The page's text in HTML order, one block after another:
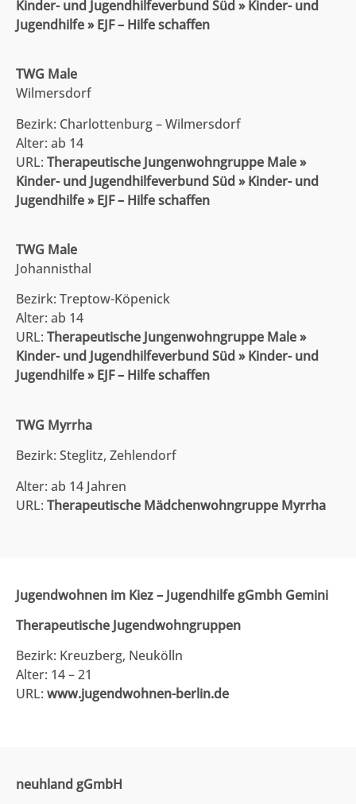
Kinder- und Jugendhilfeverbund Süd » Kinder- und
Jugendhilfe » EJF – Hilfe schaffen
TWG Male
Wilmersdorf
Bezirk: Charlottenburg – Wilmersdorf
Alter: ab 14
URL: Therapeutische Jungenwohngruppe Male »
Kinder- und Jugendhilfeverbund Süd » Kinder- und
Jugendhilfe » EJF – Hilfe schaffen
TWG Male
Johannisthal
Bezirk: Treptow-Köpenick
Alter: ab 14
URL: Therapeutische Jungenwohngruppe Male »
Kinder- und Jugendhilfeverbund Süd » Kinder- und
Jugendhilfe » EJF – Hilfe schaffen
TWG Myrrha
Bezirk: Steglitz, Zehlendorf
Alter: ab 14 Jahren
URL: Therapeutische Mädchenwohngruppe Myrrha
Jugendwohnen im Kiez – Jugendhilfe gGmbh Gemini
Therapeutische Jugendwohngruppen
Bezirk: Kreuzberg, Neukölln
Alter: 14 – 21
URL: www.jugendwohnen-berlin.de
neuhland gGmbH